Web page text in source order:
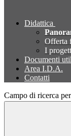
Didattica
Offerta
I
Documenti
Area I.D.A.
Contatti
Campo di ricerca